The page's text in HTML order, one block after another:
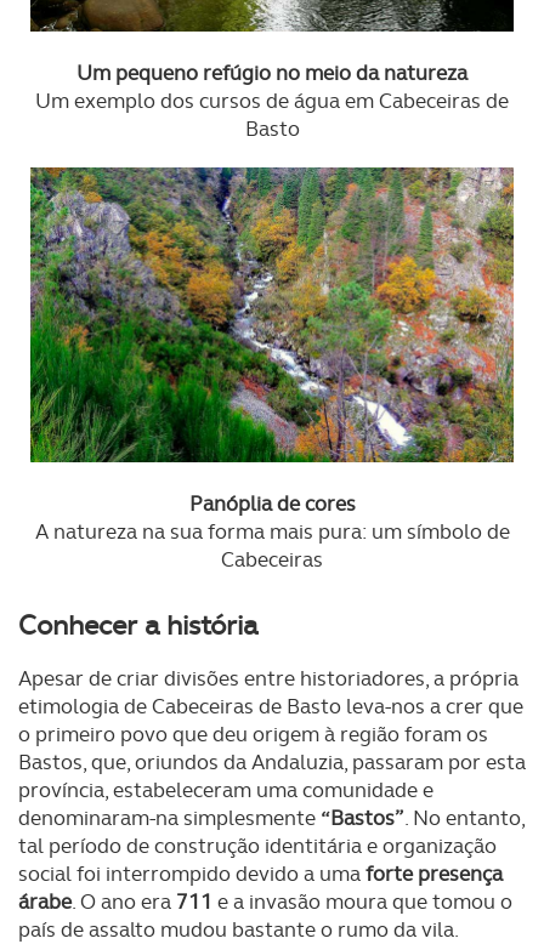
Um pequeno refúgio no meio da natureza
Um exemplo dos cursos de água em Cabeceiras de
Basto
Panóplia de cores
A natureza na sua forma mais pura: um símbolo de
Cabeceiras
Conhecer a história
Apesar de criar divisões entre historiadores, a própria
etimologia de Cabeceiras de Basto leva-nos a crer que
o primeiro povo que deu origem à região foram os
Bastos, que, oriundos da Andaluzia, passaram por esta
província, estabeleceram uma comunidade e
denominaram-na simplesmente “Bastos”. No entanto,
tal período de construção identitária e organização
social foi interrompido devido a umaforte presença
árabe. O ano era 711 e a invasão moura que tomou o
país de assalto mudou bastante o rumo da vila.